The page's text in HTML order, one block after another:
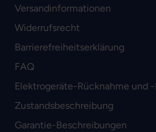
Versandinformationen
Widerrufsrecht
Barrierefreiheitserklärung
FAQ
Elektrogeräte-Rücknahme und
Zustandsbeschreibung
Garantie-Beschreibungen